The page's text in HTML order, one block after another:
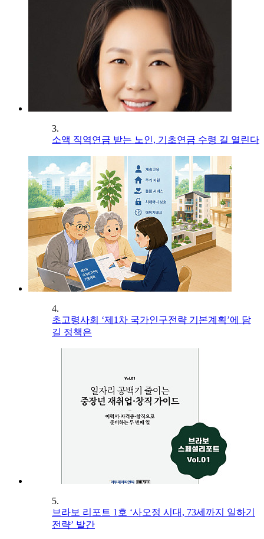
3.
소액 직역연금 받는 노인, 기초연금 수령 길 열린다
4.
초고령사회 ‘제1차 국가인구전략 기본계획’에 담
길 정책은
5.
브라보 리포트 1호 ‘사오정 시대, 73세까지 일하기
전략’ 발간